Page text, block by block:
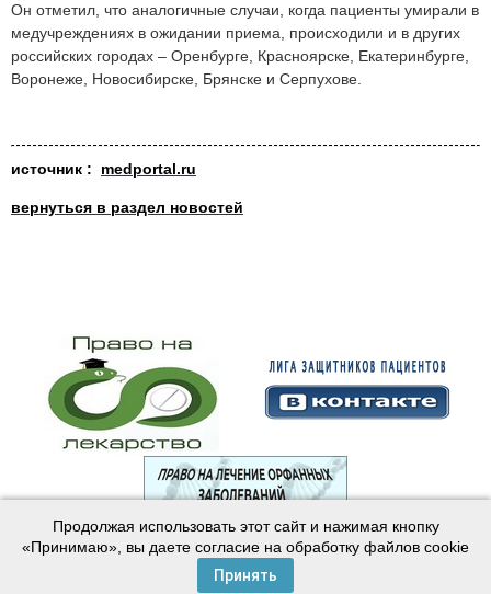
Он отметил, что аналогичные случаи, когда пациенты умирали в
медучреждениях в ожидании приема, происходили и в других
российских городах – Оренбурге, Красноярске, Екатеринбурге,
Воронеже, Новосибирске, Брянске и Серпухове.
источник : medportal.ru
вернуться в раздел новостей
© 2003—2024 Лига защитников пациентов
Создание сайта — Интернет-студияМайер
Продолжая использовать этот сайт и нажимая кнопку
«Принимаю», вы даете согласие на обработку файлов cookie
Принять